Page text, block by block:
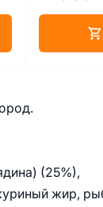
(25%),
жир,